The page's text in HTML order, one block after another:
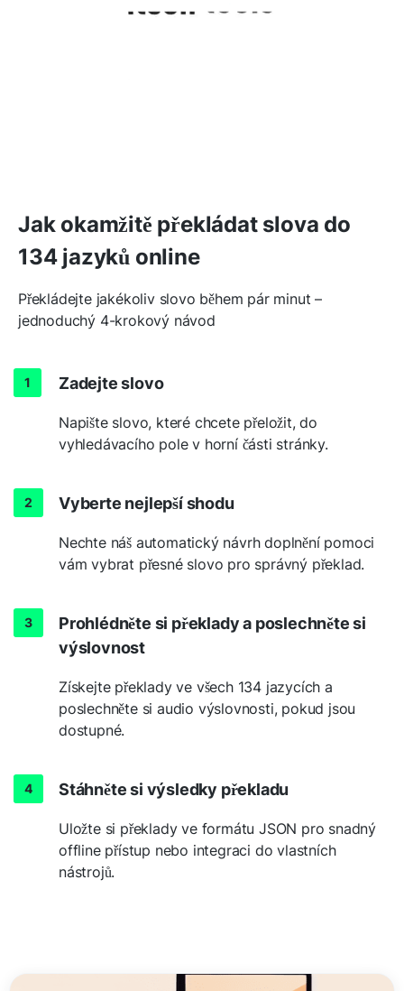
Jak okamžitě překládat slova do
134 jazyků online
Překládejte jakékoliv slovo během pár minut –
jednoduchý 4-krokový návod
Zadejte slovo
Napište slovo, které chcete přeložit, do
vyhledávacího pole v horní části stránky.
Vyberte nejlepší shodu
Nechte náš automatický návrh doplnění pomoci
vám vybrat přesné slovo pro správný překlad.
Prohlédněte si překlady a poslechněte si
výslovnost
Získejte překlady ve všech 134 jazycích a
poslechněte si audio výslovnosti, pokud jsou
dostupné.
Stáhněte si výsledky překladu
Uložte si překlady ve formátu JSON pro snadný
offline přístup nebo integraci do vlastních
nástrojů.